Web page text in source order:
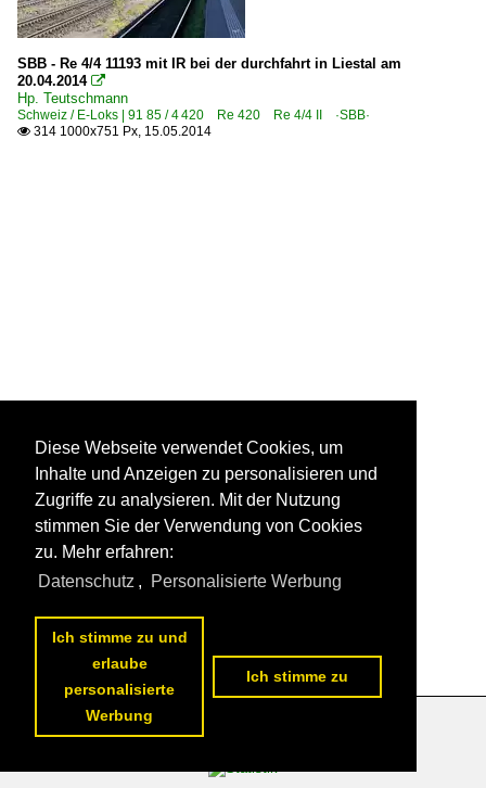
SBB - Re 4/4 11193 mit IR bei der durchfahrt in Liestal am
20.04.2014 
Hp. Teutschmann
Schweiz / E-Loks | 91 85 / 4 420 Re 420 Re 4/4 II ·SBB·
 314 1000x751 Px, 15.05.2014
Datenschutzerklärung
Diese Webseite verwendet Cookies, um
Inhalte und Anzeigen zu personalisieren und
Zugriffe zu analysieren. Mit der Nutzung
stimmen Sie der Verwendung von Cookies
zu. Mehr erfahren:
Datenschutz , Personalisierte Werbung
Ich stimme zu und
erlaube
personalisierte
Werbung
Ich stimme zu